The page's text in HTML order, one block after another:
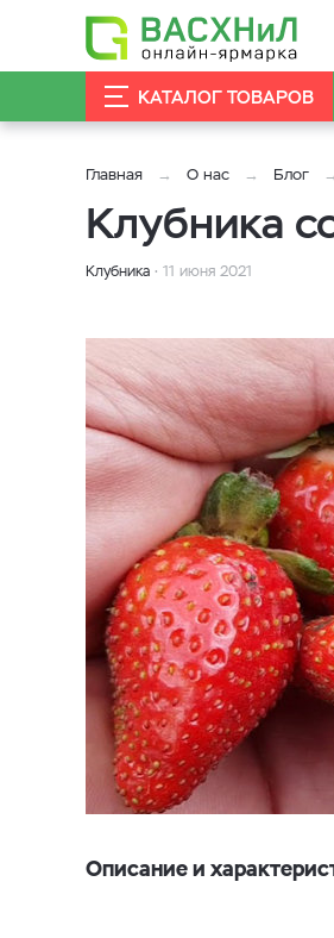
КАТАЛОГ ТОВАРОВ
Главная О нас Блог
Клубника
Клубника 11 июня 2021
Описание и